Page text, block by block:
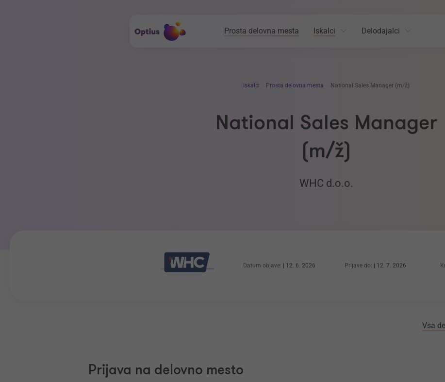
Prosta delovna mesta Iskalci Delodajalci
Iskalci Prosta delovna mesta National Sales Manager (m/ž)
National Sales Manager
(m/ž)
WHC d.o.o.
Datum objave: 12. 6. 2026 Prijave do: 12. 7. 2026
Vsa
Prijava na delovno mesto